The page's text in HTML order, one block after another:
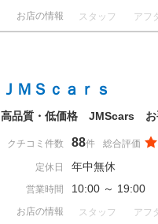
お店の情報 スタッフ アフ
ＪＭＳｃａｒｓ
高品質・低価格 JMScars お
クチコミ件数 88件 総合評価
定休日 年中無休
営業時間 10:00 ～ 19:00
お店の情報 スタッフ アフ